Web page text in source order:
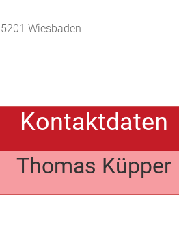
Wiesbaden
Kontaktdaten
Thomas Küpper